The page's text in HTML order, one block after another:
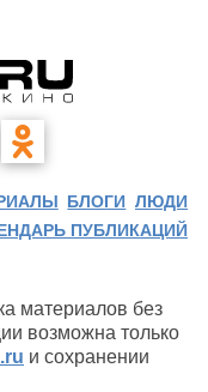
БЛОГИ ЛЮДИ
ПУБЛИКАЦИЙ
материалов без
возможна только
и сохранении